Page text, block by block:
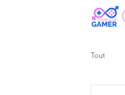
Tout